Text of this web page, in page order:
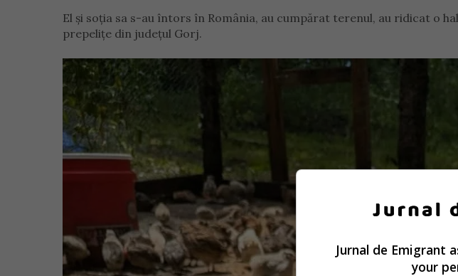
El și soția sa s-au întors în România, au cumpărat terenul, au ridicat o
prepelițe din județul Gorj.
Jurnal de Emigrant
your